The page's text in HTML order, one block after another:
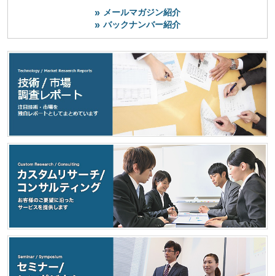
メールマガジン紹介
バックナンバー紹介